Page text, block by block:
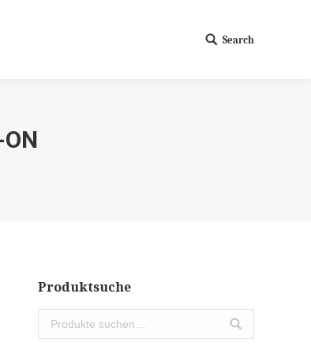
Search:
Search
Produktsuche